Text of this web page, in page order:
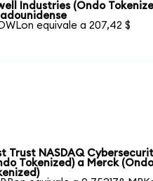
Industries (Ondo
equivale a 207,42 $
Trust NASDAQ
Tokenized) a Merck (Ondo